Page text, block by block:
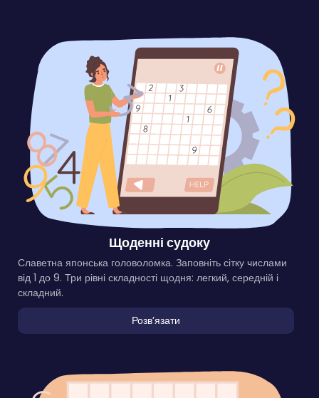
Щоденні судоку
Славетна японська головоломка. Заповніть сітку числами
від 1 до 9. Три рівні складності щодня: легкий, середній і
складний.
Розвʼязати